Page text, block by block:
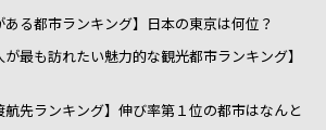
ある都市ランキング】日本の東京は何位？
最も訪れたい魅力的な観光都市ランキング】
航先ランキング】伸び率第１位の都市はなんと